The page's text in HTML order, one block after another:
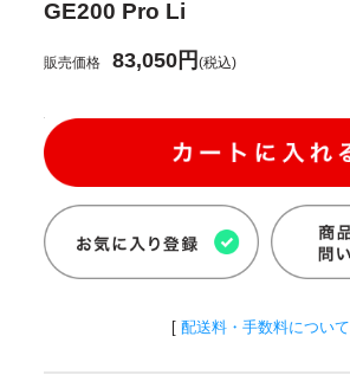
GE200 Pro Li
販売価格 83,050円(税込)
[ 配送料・手数料について